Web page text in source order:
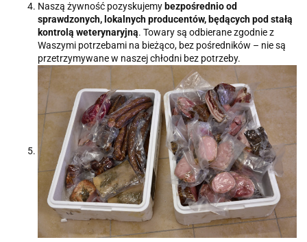
Naszą żywność pozyskujemy bezpośrednio od
sprawdzonych, lokalnych producentów, będących pod stałą
kontrolą weterynaryjną. Towary są odbierane zgodnie z
Waszymi potrzebami na bieżąco, bez pośredników – nie są
przetrzymywane w naszej chłodni bez potrzeby.